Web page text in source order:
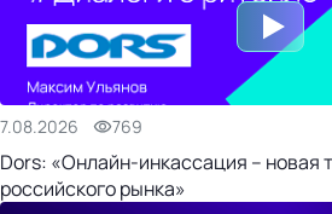
7.08.2026 769
Dors: «Онлайн-инкассация – новая
российского рынка»